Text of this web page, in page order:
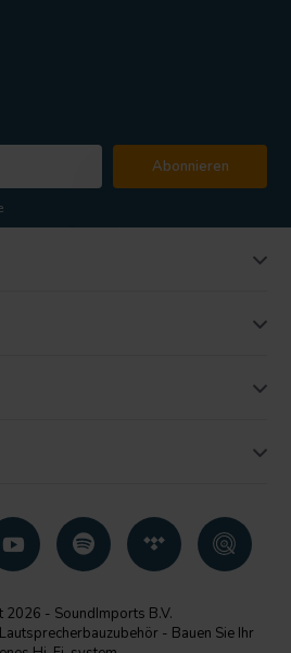
Abonnieren
- SoundImports B.V.
- Bauen Sie Ihr